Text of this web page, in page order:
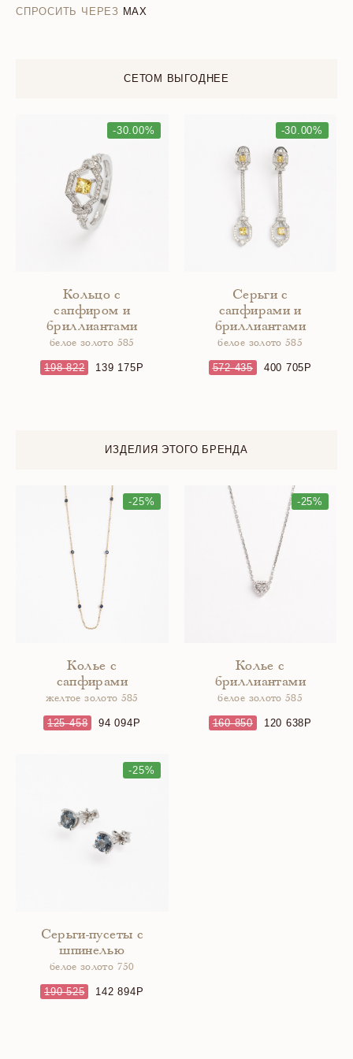
СПРОСИТЬ ЧЕРЕЗ MAX
СЕТОМ ВЫГОДНЕЕ
-30.00%
Кольцо с
сапфиром и
бриллиантами
белое золото 585
198 822 139 175
-30.00%
Серьги с
сапфирами и
бриллиантами
белое золото 585
572 435 400 705
ИЗДЕЛИЯ ЭТОГО БРЕНДА
-25%
Колье с
сапфирами
желтое золото 585
125 458 94 094
-25%
Колье с
бриллиантами
белое золото 585
160 850 120 638
-25%
Серьги-пусеты с
шпинелью
белое золото 750
190 525 142 894